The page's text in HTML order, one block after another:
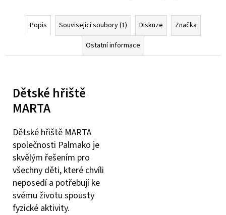
Popis Související soubory (1) Diskuze
Značka
Ostatní informace
Dětské hřiště
MARTA
Dětské hřiště MARTA
společnosti Palmako je
skvělým řešením pro
všechny děti, které chvíli
neposedí a potřebují ke
svému životu spousty
fyzické aktivity.